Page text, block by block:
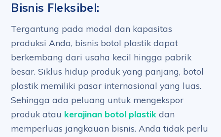
Bisnis Fleksibel:
Tergantung pada modal dan kapasitas
produksi Anda, bisnis botol plastik dapat
berkembang dari usaha kecil hingga pabrik
besar. Siklus hidup produk yang panjang, botol
plastik memiliki pasar internasional yang luas.
Sehingga ada peluang untuk mengekspor
produk atau kerajinan botol plastik dan
memperluas jangkauan bisnis. Anda tidak perlu